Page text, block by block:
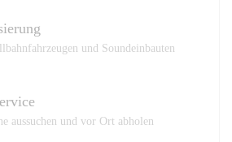
und Soundeinbauten
aussuchen und vor Ort abholen